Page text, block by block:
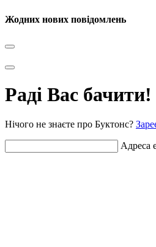
Жодних нових повідомлень
Раді Вас бачити!
Нічого не знаєте про Буктонс?
Адреса